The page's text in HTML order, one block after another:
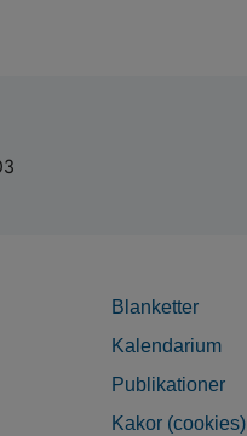
Blanketter
Kalendarium
Publikationer
Kakor (cookies)